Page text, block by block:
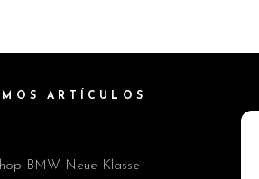
ARTÍCULOS
BMW Neue Klasse